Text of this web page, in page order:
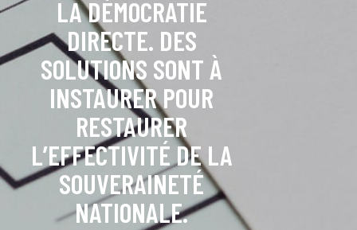
LA DÉMOCRATIE
DIRECTE. DES
SOLUTIONS SONT À
INSTAURER POUR
RESTAURER
L’EFFECTIVITÉ DE LA
SOUVERAINETÉ
NATIONALE.